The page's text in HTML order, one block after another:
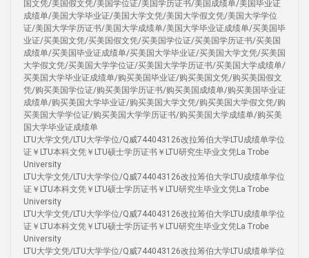
国文凭/美国假文凭/美国学位证/美国学历证书/美国成绩单/美国毕业证
成绩单/美国大学毕业证/美国大学文凭/美国大学假文凭/美国大学学位
证/美国大学学历证书/美国大学成绩单/美国大学毕业证成绩单/买美国毕
业证/买美国文凭/买美国假文凭/买美国学位证/买美国学历证书/买美国
成绩单/买美国毕业证成绩单/买美国大学毕业证/买美国大学文凭/买美国
大学假文凭/买美国大学学位证/买美国大学学历证书/买美国大学成绩单/
买美国大学毕业证成绩单/购买美国毕业证/购买美国文凭/购买美国假文
凭/购买美国学位证/购买美国学历证书/购买美国成绩单/购买美国毕业证
成绩单/购买美国大学毕业证/购买美国大学文凭/购买美国大学假文凭/购
买美国大学学位证/购买美国大学学历证书/购买美国大学成绩单/购买美
国大学毕业证成绩单
LTU大学文凭/LTU大学学位/Q威744043126改拉筹伯大学LTU成绩单学位
证￥LTU本科文凭￥LTU硕士学历证书￥LTU研究生毕业文凭La Trobe
University
LTU大学文凭/LTU大学学位/Q威744043126改拉筹伯大学LTU成绩单学位
证￥LTU本科文凭￥LTU硕士学历证书￥LTU研究生毕业文凭La Trobe
University
LTU大学文凭/LTU大学学位/Q威744043126改拉筹伯大学LTU成绩单学位
证￥LTU本科文凭￥LTU硕士学历证书￥LTU研究生毕业文凭La Trobe
University
LTU大学文凭/LTU大学学位/Q威744043126改拉筹伯大学LTU成绩单学位